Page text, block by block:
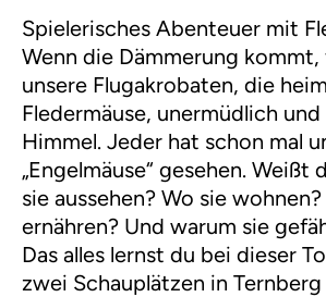
Spielerisches Abenteuer mit
Wenn die Dämmerung
unsere Flugakrobaten, die
Fledermäuse, unermüdlich und
Himmel. Jeder hat schon mal
„Engelmäuse“ gesehen. Weißt
sie aussehen? Wo sie
ernähren? Und warum sie
Das alles lernst du bei dieser
zwei Schauplätzen in